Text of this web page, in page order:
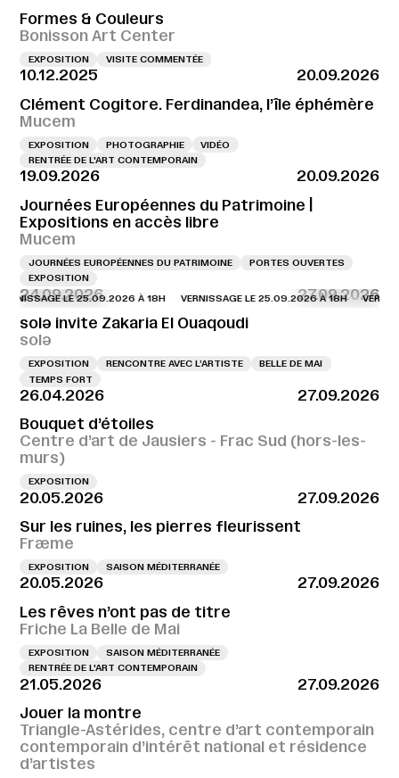
Formes & Couleurs
Bonisson Art Center
EXPOSITION VISITE COMMENTÉE
10.12.2025
20.09.2026
Clément Cogitore. Ferdinandea, l’île éphémère
Mucem
EXPOSITION PHOTOGRAPHIE
VIDÉO
RENTRÉE DE L'ART CONTEMPORAIN
19.09.2026
20.09.2026
Journées Européennes du Patrimoine |
Expositions en accès libre
Mucem
JOURNÉES EUROPÉENNES DU PATRIMOINE
PORTES OUVERTES
EXPOSITION
24.09.2026 27.09.2026
LE 25.09.2026 À 18H VERNISSAGE LE 25.09.2026 À 18H
solə invite Zakaria El Ouaqoudi
solə
EXPOSITION RENCONTRE AVEC L’ARTISTE
BELLE DE MAI
TEMPS FORT
26.04.2026
27.09.2026
Bouquet d’étoiles
Centre d’art de Jausiers - Frac Sud (hors-les-
murs)
EXPOSITION
20.05.2026
27.09.2026
Sur les ruines, les pierres fleurissent
Fræme
EXPOSITION SAISON MÉDITERRANÉE
20.05.2026
27.09.2026
Les rêves n’ont pas de titre
Friche La Belle de Mai
EXPOSITION
SAISON MÉDITERRANÉE
RENTRÉE DE L'ART CONTEMPORAIN
21.05.2026
27.09.2026
Jouer la montre
Triangle-Astérides, centre d’art contemporain
contemporain d’intérêt national et résidence
d’artistes